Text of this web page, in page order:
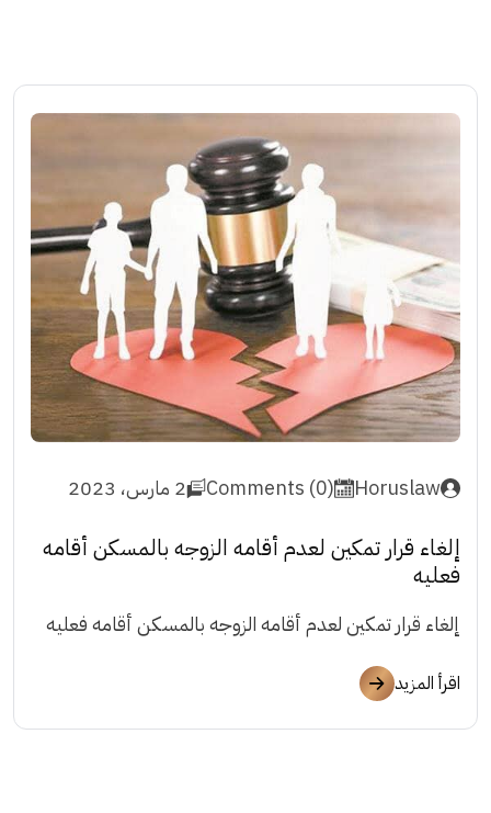
Horuslaw
Comments (0) 2 مارس، 2023
إلغاء قرار تمكين لعدم أقامه الزوجه بالمسكن أقامه
فعليه
إلغاء قرار تمكين لعدم أقامه الزوجه بالمسكن أقامه فعليه
اقرأ المزيد